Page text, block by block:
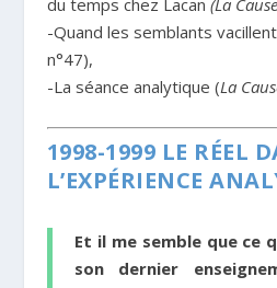
du temps chez Lacan (La
-Quand les semblants
n°47),
-La séance analytique (La
1998-1999 LE RÉEL
L’EXPÉRIENCE
Et il me semble que ce
son dernier